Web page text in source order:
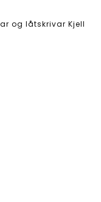
og låtskrivar Kjell